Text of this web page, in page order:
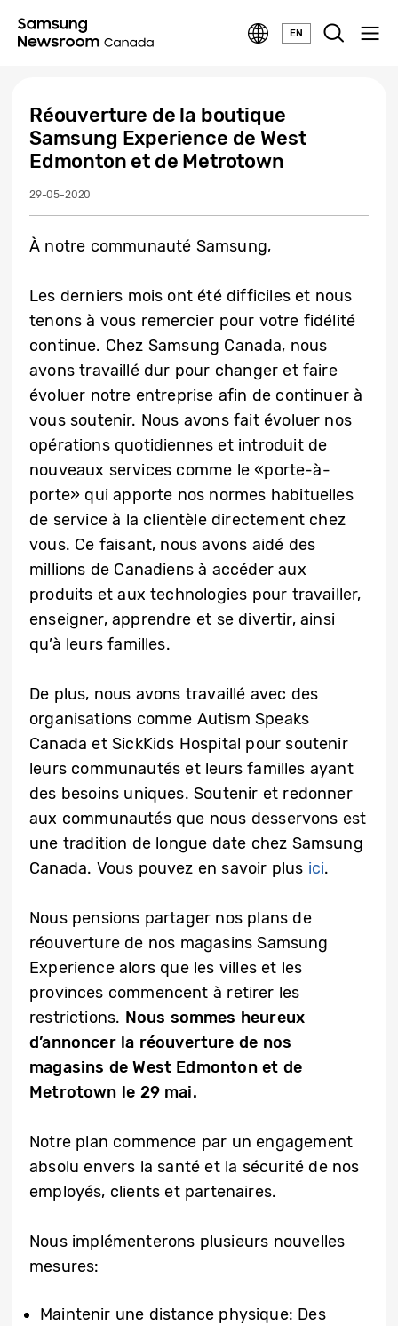
EN
Réouverture de la boutique
Samsung Experience de West
Edmonton et de Metrotown
29-05-2020
À notre communauté Samsung,
Les derniers mois ont été difficiles et nous
tenons à vous remercier pour votre fidélité
continue. Chez Samsung Canada, nous
avons travaillé dur pour changer et faire
évoluer notre entreprise afin de continuer à
vous soutenir. Nous avons fait évoluer nos
opérations quotidiennes et introduit de
nouveaux services comme le «porte-à-
porte» qui apporte nos normes habituelles
de service à la clientèle directement chez
vous. Ce faisant, nous avons aidé des
millions de Canadiens à accéder aux
produits et aux technologies pour travailler,
enseigner, apprendre et se divertir, ainsi
qu’à leurs familles.
De plus, nous avons travaillé avec des
organisations comme Autism Speaks
Canada et SickKids Hospital pour soutenir
leurs communautés et leurs familles ayant
des besoins uniques. Soutenir et redonner
aux communautés que nous desservons est
une tradition de longue date chez Samsung
Canada. Vous pouvez en savoir plus ici.
Nous pensions partager nos plans de
réouverture de nos magasins Samsung
Experience alors que les villes et les
provinces commencent à retirer les
restrictions. Nous sommes heureux
d’annoncer la réouverture de nos
magasins de West Edmonton et de
Metrotown le 29 mai.
Notre plan commence par un engagement
absolu envers la santé et la sécurité de nos
employés, clients et partenaires.
Nous implémenterons plusieurs nouvelles
mesures:
Maintenir une distance physique: Des